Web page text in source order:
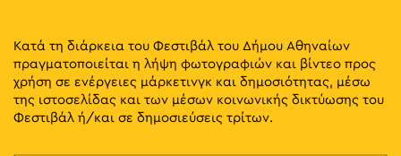
Κατά τη διάρκεια του Φεστιβάλ του Δήμου Αθηναίων
πραγματοποιείται η λήψη φωτογραφιών και βίντεο προς
χρήση σε ενέργειες μάρκετινγκ και δημοσιότητας, μέσω
της ιστοσελίδας και των μέσων κοινωνικής δικτύωσης του
Φεστιβάλ ή/και σε δημοσιεύσεις τρίτων.